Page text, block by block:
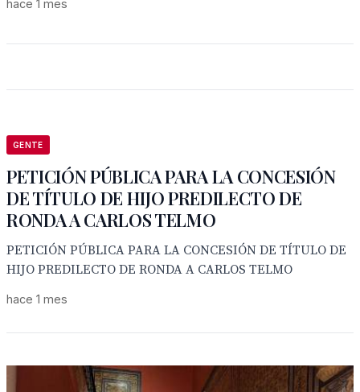
hace 1 mes
GENTE
PETICIÓN PÚBLICA PARA LA CONCESIÓN
DE TÍTULO DE HIJO PREDILECTO DE
RONDA A CARLOS TELMO
PETICIÓN PÚBLICA PARA LA CONCESIÓN DE TÍTULO DE
HIJO PREDILECTO DE RONDA A CARLOS TELMO
hace 1 mes